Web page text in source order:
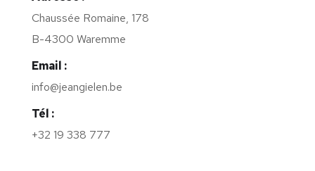
Chaussée Romaine, 178
B-4300 Waremme
Email :
info@jeangielen.be
Tél :
+32 19 338 777